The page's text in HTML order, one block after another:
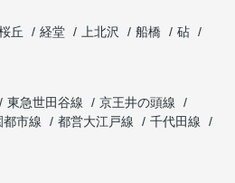
丘 経堂 上北沢 船橋
砧
東急世田谷線
京王井の頭線
都市線 都営大江戸線
千代田線